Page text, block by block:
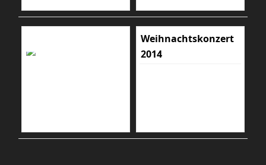
Weihnachtskonzert
2014